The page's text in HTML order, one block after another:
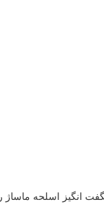
انگيز اسلحه